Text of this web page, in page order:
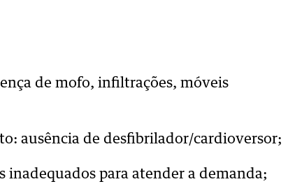
de mofo, infiltrações, móveis
ausência de desfibrilador/cardioversor;
para atender a demanda;